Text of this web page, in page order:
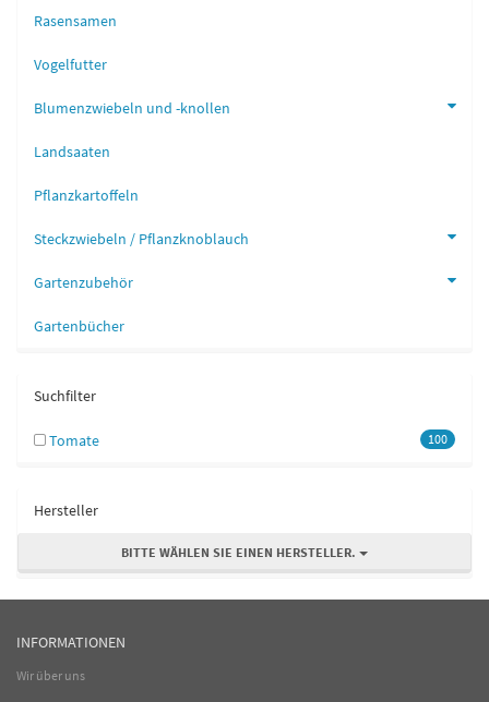
Rasensamen
Vogelfutter
Blumenzwiebeln und -knollen
Landsaaten
Pflanzkartoffeln
Steckzwiebeln / Pflanzknoblauch
Gartenzubehör
Gartenbücher
Suchfilter
100
Tomate
Hersteller
BITTE WÄHLEN SIE EINEN HERSTELLER.
INFORMATIONEN
Wir über uns